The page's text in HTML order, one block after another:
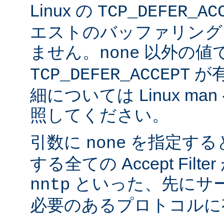
Linux の
エストのバッファリン
ません。 none 以外の値
TCP_DEFER_ACCEPT が
細については Linux
照してください。
引数に none を指定す
する全ての Accept Filter
nntp といった、先にサ
必要のあるプロトコル